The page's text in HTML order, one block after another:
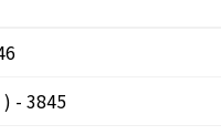
) - 3845